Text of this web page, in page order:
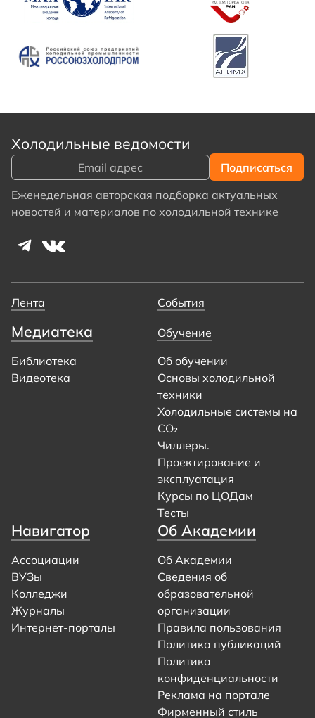
Холодильные ведомости
Еженедельная авторская подборка актуальных
новостей и материалов по холодильной технике
Лента События
Медиатека
Библиотека
Видеотека
Обучение
Об обучении
Основы холодильной
техники
Холодильные системы на
CO₂
Чиллеры.
Проектирование и
эксплуатация
Курсы по ЦОДам
Тесты
Навигатор
Ассоциации
ВУЗы
Колледжи
Журналы
Интернет-порталы
Об Академии
Об Академии
Сведения об
образовательной
организации
Правила пользования
Политика публикаций
Политика
конфиденциальности
Реклама на портале
Фирменный стиль